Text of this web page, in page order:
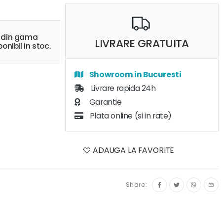
gama
in stoc.
LIVRARE GRATUITA
Showroom in Bucuresti
Livrare rapida 24h
Garantie
Plata online (si in rate)
ADAUGA LA FAVORITE
Share: